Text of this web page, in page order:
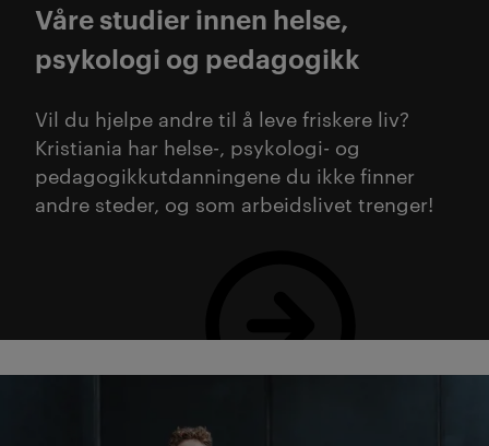
Våre studier innen helse,
psykologi og pedagogikk
Vil du hjelpe andre til å leve friskere liv?
Kristiania har helse-, psykologi- og
pedagogikkutdanningene du ikke finner
andre steder, og som arbeidslivet trenger!